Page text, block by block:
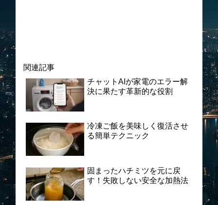
関連記事
チャットAIが家電のエラー解
決に果たす革新的な役割
冷凍ご飯を美味しく復活させ
る簡単テクニック
固まったハチミツを元に戻
す！失敗しない安全な加熱法